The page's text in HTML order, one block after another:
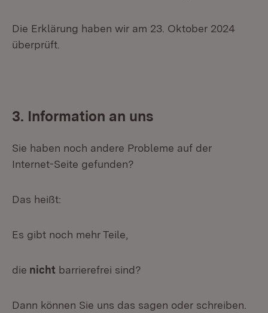
Die Erklärung haben wir am 23. Oktober 2024
überprüft.
3. Information an uns
Sie haben noch andere Probleme auf der
Internet-Seite gefunden?
Das heißt:
Es gibt noch mehr Teile,
die nicht barrierefrei sind?
Dann können Sie uns das sagen oder schreiben.